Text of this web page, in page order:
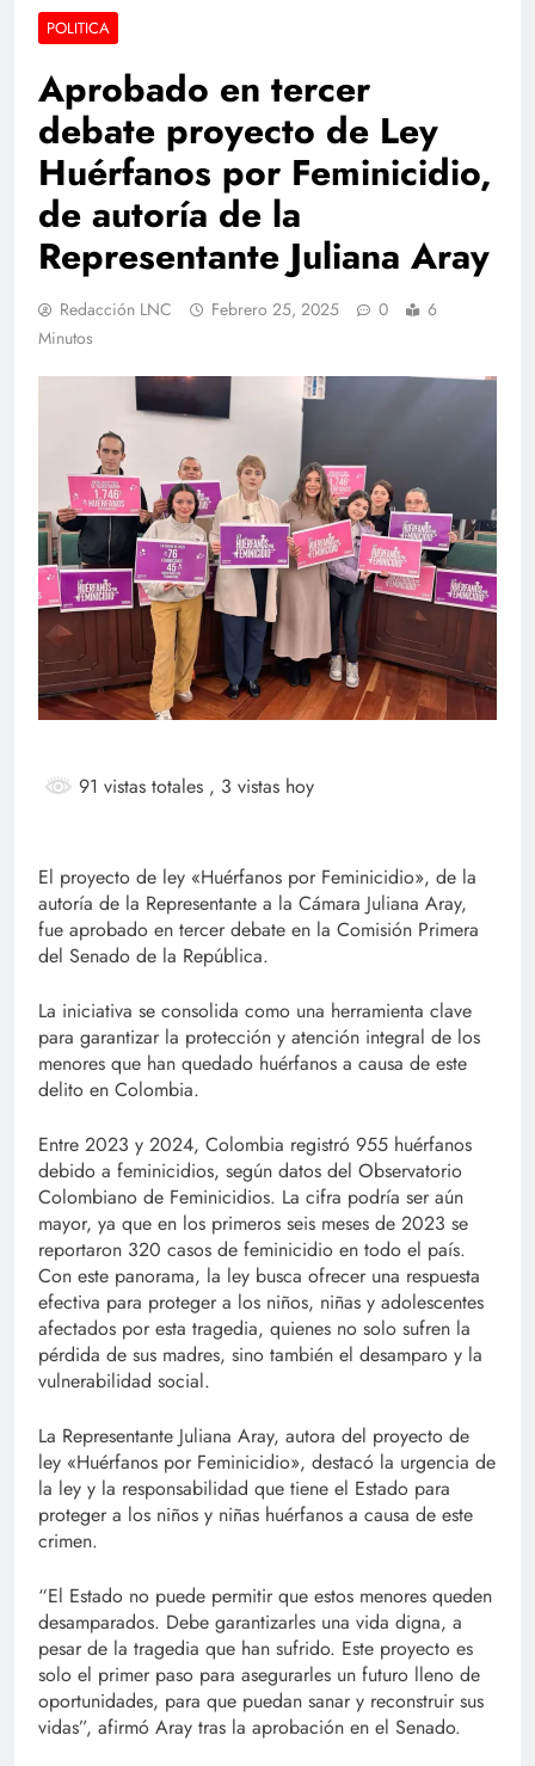
POLITICA
Aprobado en tercer
debate proyecto de Ley
Huérfanos por Feminicidio,
de autoría de la
Representante Juliana Aray
Redacción LNC Febrero 25, 2025 0
6
Minutos
91 vistas totales , 3 vistas hoy
El proyecto de ley «Huérfanos por Feminicidio», de la
autoría de la Representante a la Cámara Juliana Aray,
fue aprobado en tercer debate en la Comisión Primera
del Senado de la República.
La iniciativa se consolida como una herramienta clave
para garantizar la protección y atención integral de los
menores que han quedado huérfanos a causa de este
delito en Colombia.
Entre 2023 y 2024, Colombia registró 955 huérfanos
debido a feminicidios, según datos del Observatorio
Colombiano de Feminicidios. La cifra podría ser aún
mayor, ya que en los primeros seis meses de 2023 se
reportaron 320 casos de feminicidio en todo el país.
Con este panorama, la ley busca ofrecer una respuesta
efectiva para proteger a los niños, niñas y adolescentes
afectados por esta tragedia, quienes no solo sufren la
pérdida de sus madres, sino también el desamparo y la
vulnerabilidad social.
La Representante Juliana Aray, autora del proyecto de
ley «Huérfanos por Feminicidio», destacó la urgencia de
la ley y la responsabilidad que tiene el Estado para
proteger a los niños y niñas huérfanos a causa de este
crimen.
“El Estado no puede permitir que estos menores queden
desamparados. Debe garantizarles una vida digna, a
pesar de la tragedia que han sufrido. Este proyecto es
solo el primer paso para asegurarles un futuro lleno de
oportunidades, para que puedan sanar y reconstruir sus
vidas”, afirmó Aray tras la aprobación en el Senado.